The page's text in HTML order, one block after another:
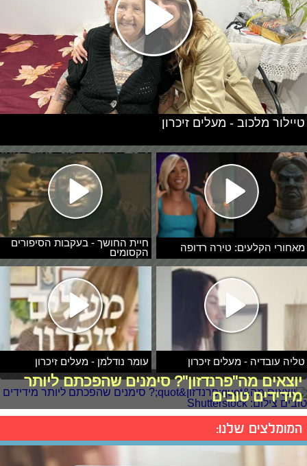
מאחורי הקלעים: טירה רדופה
חיית החושך - בעקבות הסיפורים
הקסומים
טליה עובדיה - מעלים זיכרון עומר נודלמן - מעלים זיכרון
טיילור מלכוב - מעלים זיכרון
יוצאים מה"פרנדזון"? סימנים שהפכתם ליותר
מידידים טובים
המומלצים שלנו: